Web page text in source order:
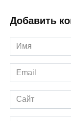
Добавить
Имя
*
Email
*
Сайт